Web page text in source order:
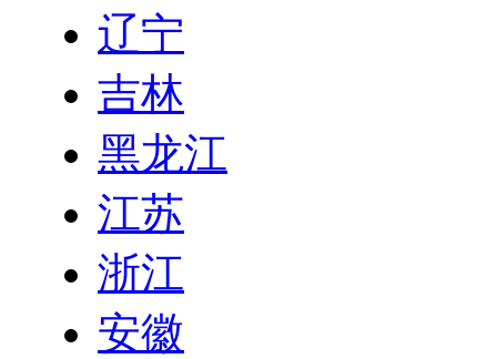
辽宁
吉林
黑龙江
江苏
浙江
安徽